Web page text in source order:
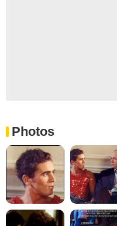
Photos